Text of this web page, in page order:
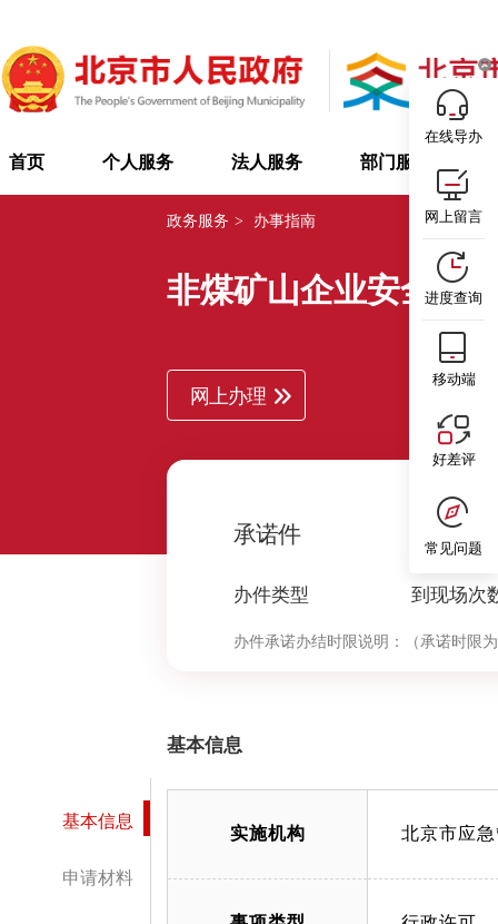
首页 个人服务 法人服务 部门服务
政务服务 > 办事指南
非煤矿山企业安全生
网上办理
承诺件
办件类型
0
到现场次
办件承诺办结时限说明： （承诺时限
基本信息
申请材料
基本信息
实施机构 北京市应
在线导办
网上留言
进度查询
移动端
好差评
常见问题